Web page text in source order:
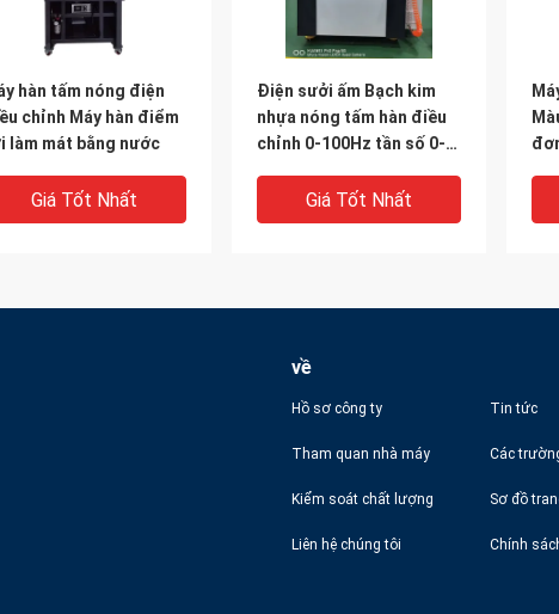
hàn tấm nóng điện
chỉnh Máy hàn điểm
làm mát bằng nước
Giá Tốt Nhất
Điện sưởi ấm Bạch kim
nhựa nóng tấm hàn điều
chỉnh 0-100Hz tần số 0-
Giá Tốt Nhất
Quy trình hệ thống máy
về
Hồ sơ công ty
Tham quan nhà máy
Kiểm soát chất lượng
Liên hệ chúng tôi
Tin tức
Các
Sơ đồ
Chính